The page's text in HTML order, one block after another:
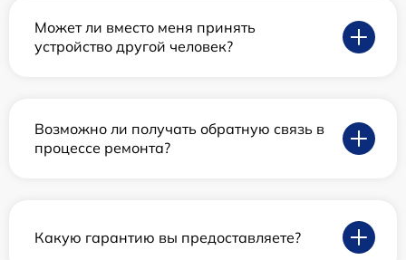
Может ли вместо меня принять
устройство другой человек?
Возможно ли получать обратную связь в
процессе ремонта?
Какую гарантию вы предоставляете?